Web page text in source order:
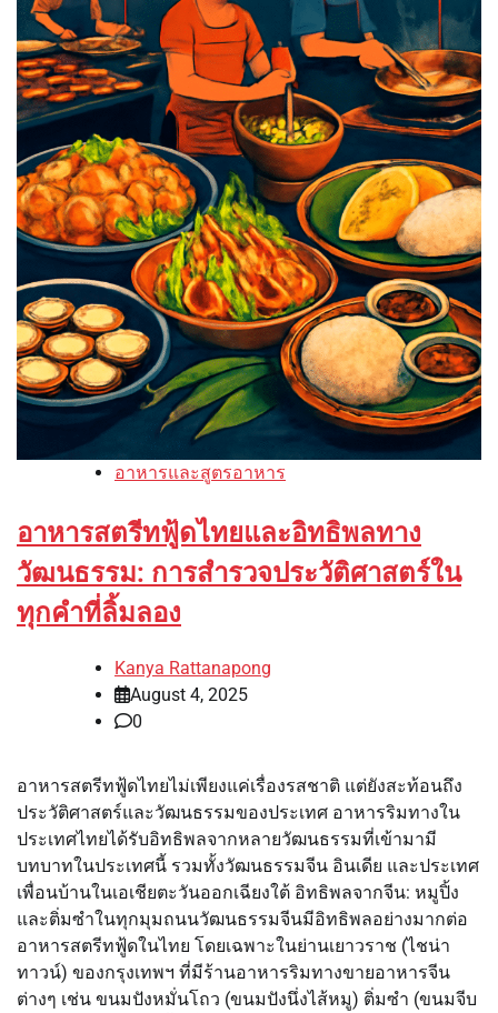
อาหารและสูตรอาหาร
อาหารสตรีทฟู้ดไทยและอิทธิพลทาง
วัฒนธรรม: การสำรวจประวัติศาสตร์ใน
ทุกคำที่ลิ้มลอง
Kanya Rattanapong
August 4, 2025
0
อาหารสตรีทฟู้ดไทยไม่เพียงแค่เรื่องรสชาติ แต่ยังสะท้อนถึง
ประวัติศาสตร์และวัฒนธรรมของประเทศ อาหารริมทางใน
ประเทศไทยได้รับอิทธิพลจากหลายวัฒนธรรมที่เข้ามามี
บทบาทในประเทศนี้ รวมทั้งวัฒนธรรมจีน อินเดีย และประเทศ
เพื่อนบ้านในเอเชียตะวันออกเฉียงใต้ อิทธิพลจากจีน: หมูปิ้ง
และติ่มซำในทุกมุมถนนวัฒนธรรมจีนมีอิทธิพลอย่างมากต่อ
อาหารสตรีทฟู้ดในไทย โดยเฉพาะในย่านเยาวราช (ไชน่า
ทาวน์) ของกรุงเทพฯ ที่มีร้านอาหารริมทางขายอาหารจีน
ต่างๆ เช่น ขนมปังหมั่นโถว (ขนมปังนึ่งไส้หมู) ติ่มซำ (ขนมจีบ